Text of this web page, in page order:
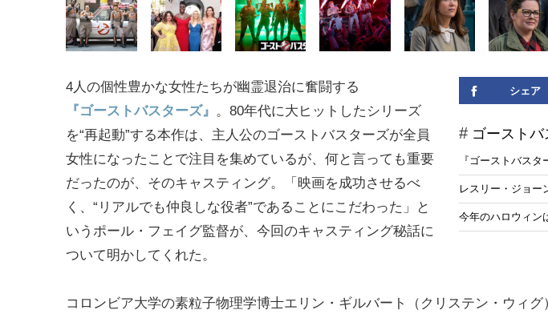
シェア
ゴーストバ
『ゴーストバス
レスリー・ジョー
今年のハロウィン
4人の個性豊かな女性たちが幽霊退治に奮闘する
『ゴーストバスターズ』 。80年代に大ヒットしたシリーズ
を“再起動”する本作は、主人公のゴーストバスターズが全員
女性になったことで注目を集めているが、何と言っても重要
だったのが、そのキャスティング。「映画を成功させるべ
く、“リアルでも仲良しな役者”であることにこだわった」と
いうポール・フェイグ監督が、今回のキャスティング秘話に
ついて明かしてくれた。
コロンビア大学の素粒子物理学博士エリン・ギルバート（クリステン・ウィ